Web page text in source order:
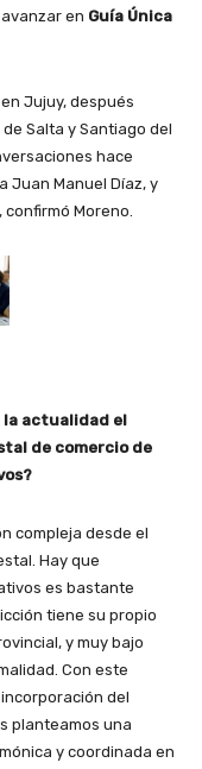
en Guía Única
Jujuy, después
Salta y Santiago del
hace
Juan Manuel Díaz, y
Moreno.
la actualidad el
de comercio de
compleja desde el
Hay que
es bastante
tiene su propio
y muy bajo
Con este
del
planteamos una
y coordinada en